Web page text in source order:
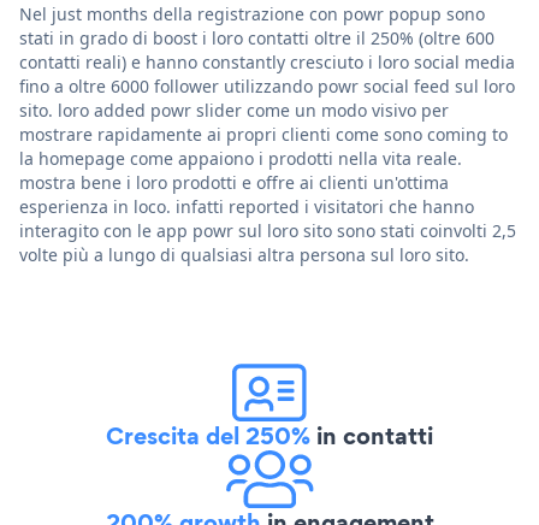
Nel just months della registrazione con powr popup sono
stati in grado di boost i loro contatti oltre il 250% (oltre 600
contatti reali) e hanno constantly cresciuto i loro social media
fino a oltre 6000 follower utilizzando powr social feed sul loro
sito. loro added powr slider come un modo visivo per
mostrare rapidamente ai propri clienti come sono coming to
la homepage come appaiono i prodotti nella vita reale.
mostra bene i loro prodotti e offre ai clienti un'ottima
esperienza in loco. infatti reported i visitatori che hanno
interagito con le app powr sul loro sito sono stati coinvolti 2,5
volte più a lungo di qualsiasi altra persona sul loro sito.
Crescita del 250% in contatti